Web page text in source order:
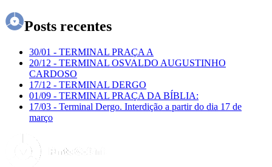
Posts recentes
30/01 - TERMINAL PRAÇA A
20/12 - TERMINAL OSVALDO AUGUSTINHO
CARDOSO
17/12 - TERMINAL DERGO
01/09 - TERMINAL PRAÇA DA BÍBLIA:
17/03 - Terminal Dergo. Interdição a partir do dia 17 de
março